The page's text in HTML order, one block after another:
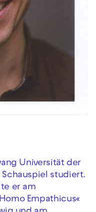
Universität der
Schauspiel studiert.
er am
Empathicus«